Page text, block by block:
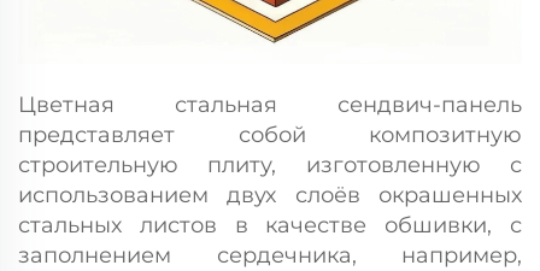
Цветная стальная сендвич-панель
представляет собой композитную
строительную плиту, изготовленную с
использованием двух слоёв окрашенных
стальных листов в качестве обшивки, с
заполнением сердечника, например,